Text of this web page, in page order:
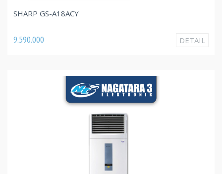
SHARP GS-A18ACY
9.590.000 DETAIL